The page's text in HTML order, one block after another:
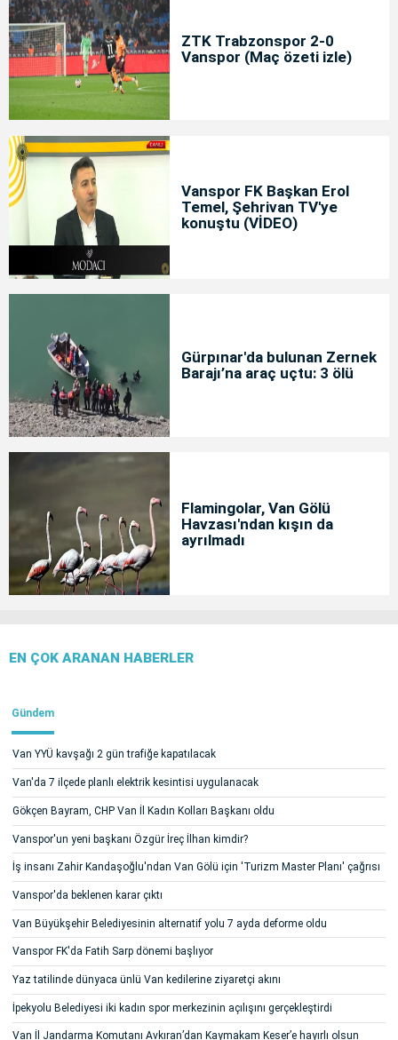
ZTK Trabzonspor 2-0
Vanspor (Maç özeti izle)
Vanspor FK Başkan Erol
Temel, Şehrivan TV'ye
konuştu (VİDEO)
Gürpınar'da bulunan Zernek
Barajı’na araç uçtu: 3 ölü
Flamingolar, Van Gölü
Havzası'ndan kışın da
ayrılmadı
EN ÇOK ARANAN HABERLER
Gündem
Van YYÜ kavşağı 2 gün trafiğe kapatılacak
Van'da 7 ilçede planlı elektrik kesintisi uygulanacak
Gökçen Bayram, CHP Van İl Kadın Kolları Başkanı oldu
Vanspor'un yeni başkanı Özgür İreç İlhan kimdir?
İş insanı Zahir Kandaşoğlu'ndan Van Gölü için 'Turizm Master Planı' çağrısı
Vanspor'da beklenen karar çıktı
Van Büyükşehir Belediyesinin alternatif yolu 7 ayda deforme oldu
Vanspor FK'da Fatih Sarp dönemi başlıyor
Yaz tatilinde dünyaca ünlü Van kedilerine ziyaretçi akını
İpekyolu Belediyesi iki kadın spor merkezinin açılışını gerçekleştirdi
Van İl Jandarma Komutanı Avkıran’dan Kaymakam Keser’e hayırlı olsun